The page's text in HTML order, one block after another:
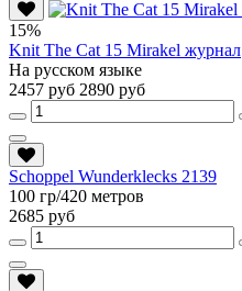
15%
Knit The Cat 15 Mirakel журнал
На русском языке
2457 руб 2890 руб
Schoppel Wunderklecks 2139
100 гр/420 метров
2685 руб